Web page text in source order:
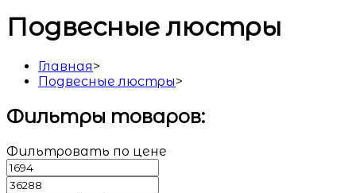
Подвесные люстры
Главная>
Подвесные люстры>
Фильтры товаров:
Фильтровать по цене